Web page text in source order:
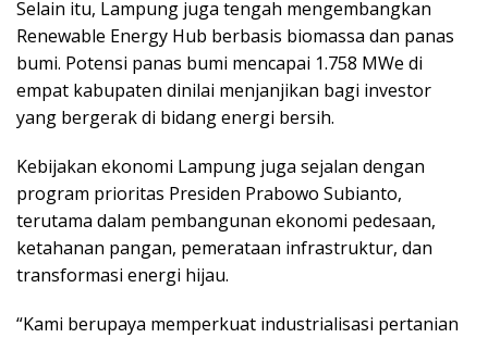
Selain itu, Lampung juga tengah mengembangkan
Renewable Energy Hub berbasis biomassa dan panas
bumi. Potensi panas bumi mencapai 1.758 MWe di
empat kabupaten dinilai menjanjikan bagi investor
yang bergerak di bidang energi bersih.
Kebijakan ekonomi Lampung juga sejalan dengan
program prioritas Presiden Prabowo Subianto,
terutama dalam pembangunan ekonomi pedesaan,
ketahanan pangan, pemerataan infrastruktur, dan
transformasi energi hijau.
“Kami berupaya memperkuat industrialisasi pertanian